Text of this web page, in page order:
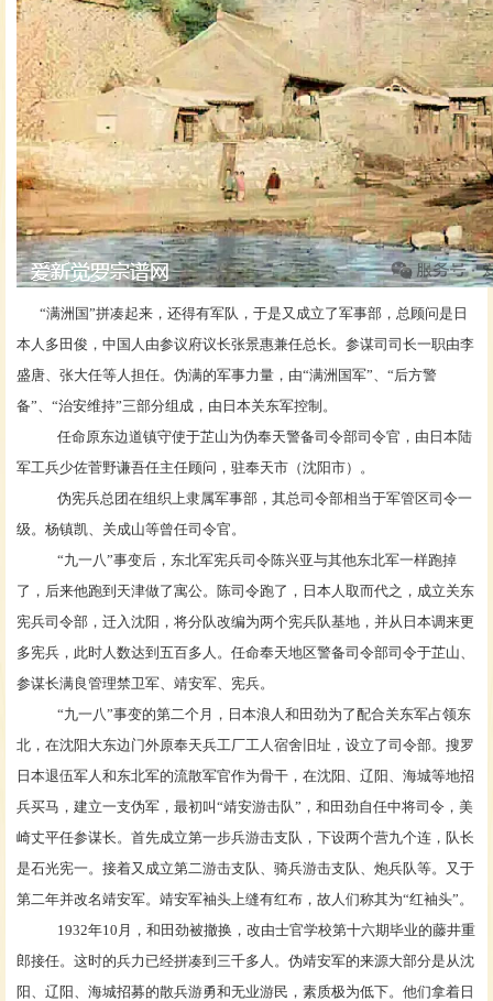
“满洲国”拼凑起来，还得有军队，于是又成立了军事部，总顾问是日
本人多田俊，中国人由参议府议长张景惠兼任总长。参谋司司长一职由李
盛唐、张大任等人担任。伪满的军事力量，由“满洲国军”、“后方警
备”、“治安维持”三部分组成，由日本关东军控制。
任命原东边道镇守使于芷山为伪奉天警备司令部司令官，由日本陆
军工兵少佐菅野谦吾任主任顾问，驻奉天市（沈阳市）。
伪宪兵总团在组织上隶属军事部，其总司令部相当于军管区司令一
级。杨镇凯、关成山等曾任司令官。
“九一八”事变后，东北军宪兵司令陈兴亚与其他东北军一样跑掉
了，后来他跑到天津做了寓公。陈司令跑了，日本人取而代之，成立关东
宪兵司令部，迁入沈阳，将分队改编为两个宪兵队基地，并从日本调来更
多宪兵，此时人数达到五百多人。任命奉天地区警备司令部司令于芷山、
参谋长满良管理禁卫军、靖安军、宪兵。
“九一八”事变的第二个月，日本浪人和田劲为了配合关东军占领东
北，在沈阳大东边门外原奉天兵工厂工人宿舍旧址，设立了司令部。搜罗
日本退伍军人和东北军的流散军官作为骨干，在沈阳、辽阳、海城等地招
兵买马，建立一支伪军，最初叫“靖安游击队”，和田劲自任中将司令，美
崎丈平任参谋长。首先成立第一步兵游击支队，下设两个营九个连，队长
是石光宪一。接着又成立第二游击支队、骑兵游击支队、炮兵队等。又于
第二年并改名靖安军。靖安军袖头上缝有红布，故人们称其为“红袖头”。
1932年10月，和田劲被撤换，改由士官学校第十六期毕业的藤井重
郎接任。这时的兵力已经拼凑到三千多人。伪靖安军的来源大部分是从沈
阳、辽阳、海城招募的散兵游勇和无业游民，素质极为低下。他们拿着日